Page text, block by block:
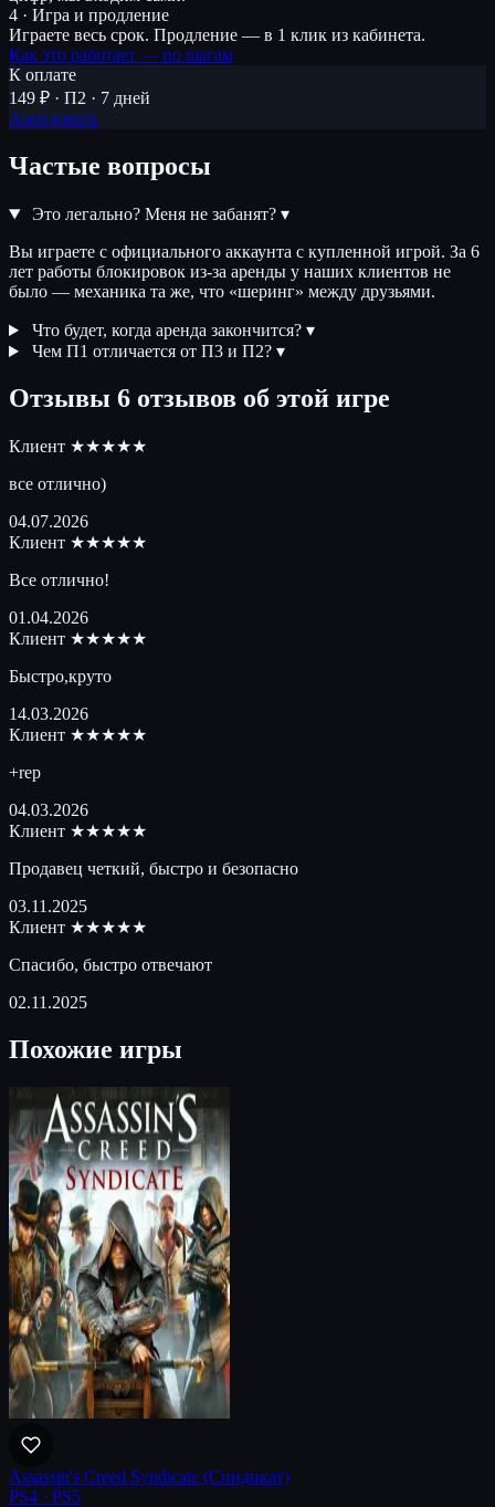
4 · Игра и продление
Играете весь срок. Продление — в 1 клик из кабинета.
Как это работает — по шагам
К оплате
149 ₽ · П2 · 7 дней
Арендовать
Частые вопросы
Это легально? Меня не забанят? ▾
Вы играете с официального аккаунта с купленной игрой. За 6
лет работы блокировок из-за аренды у наших клиентов не
было — механика та же, что «шеринг» между друзьями.
Что будет, когда аренда закончится? ▾
Чем П1 отличается от П3 и П2? ▾
Отзывы 6 отзывов об этой игре
Клиент ★★★★★
все отлично)
04.07.2026
Клиент ★★★★★
Все отлично!
01.04.2026
Клиент ★★★★★
Быстро,круто
14.03.2026
Клиент ★★★★★
+rep
04.03.2026
Клиент ★★★★★
Продавец четкий, быстро и безопасно
03.11.2025
Клиент ★★★★★
Спасибо, быстро отвечают
02.11.2025
Похожие игры
Assassin's Creed Syndicate (Синдикат)
PS4 · PS5